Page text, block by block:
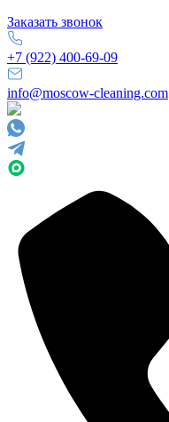
Заказать звонок
+7 (922) 400-69-09
info@moscow-cleaning.com